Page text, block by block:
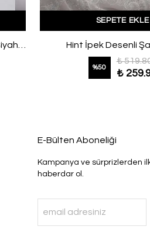
Gölge Ressam Desenli Soft Şal Siyah Gri
SEPETE EKLE
Hint İpek Desenli
%50
₺
₺
E-Bülten Aboneliği
Kampanya ve sürprizlerden
haberdar ol.